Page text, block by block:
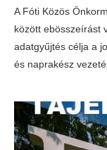
A Fóti Közös
között ebösszeírást
adatgyűjtés célja a
és naprakész